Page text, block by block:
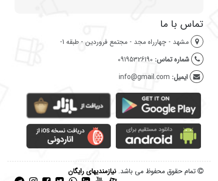
تماس با ما
مشهد - چهارراه مجد - مجتمع فروردین - طبقه 1-
شماره تماس: 09195326190
ایمیل: info@gmail.com
تمام حقوق محفوظ می باشد. نیازمندیهای رایگان